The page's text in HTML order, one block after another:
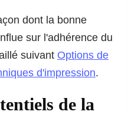
dont la bonne
sur l'adhérence du
suivant Options de
d'impression.
de la